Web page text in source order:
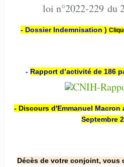
loi n°2022-229 du
- Dossier Indemnisation )
- Rapport d’activité de 186
- Discours d'Emmanuel Macron
Septembre
Décès de votre conjoint, vous